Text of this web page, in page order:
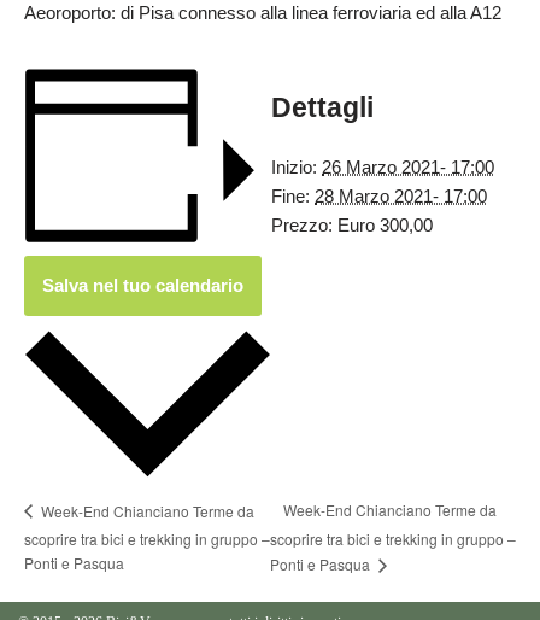
Aeoroporto: di Pisa connesso alla linea ferroviaria ed alla A12
Salva nel tuo calendario
Dettagli
Inizio: 26 Marzo 2021- 17:00
Fine: 28 Marzo 2021- 17:00
Prezzo: Euro 300,00
Week-End Chianciano Terme da
scoprire tra bici e trekking in gruppo –
Ponti e Pasqua
Week-End Chianciano Terme da
scoprire tra bici e trekking in gruppo –
Ponti e Pasqua